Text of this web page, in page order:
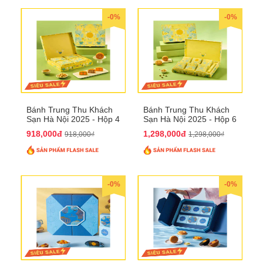
-0%
Bánh Trung Thu Khách
Sạn Hà Nội 2025 - Hộp 4
918,000đ 918,000₫
-0%
Bánh Trung Thu Khách
Sạn Hà Nội 2025 - Hộp 6
1,298,000đ 1,298,000₫
-0% -0%